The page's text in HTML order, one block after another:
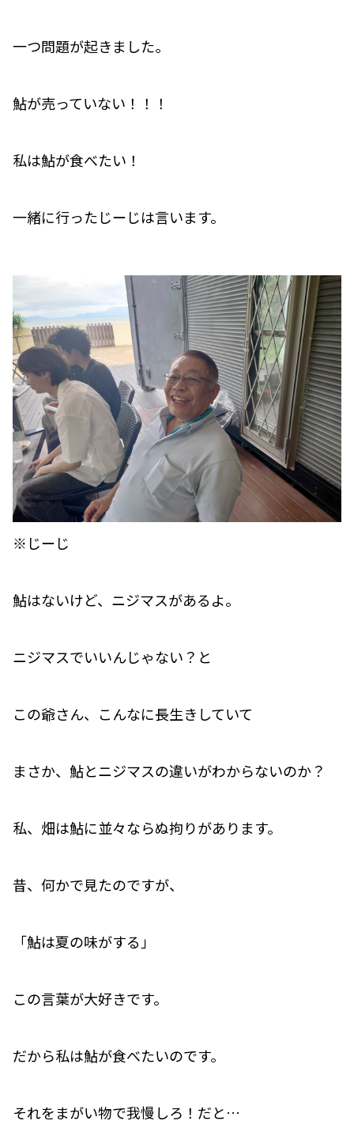
一つ問題が起きました。
鮎が売っていない！！！
私は鮎が食べたい！
一緒に行ったじーじは言います。
※じーじ
鮎はないけど、ニジマスがあるよ。
ニジマスでいいんじゃない？と
この爺さん、こんなに長生きしていて
まさか、鮎とニジマスの違いがわからないのか？
私、畑は鮎に並々ならぬ拘りがあります。
昔、何かで見たのですが、
「鮎は夏の味がする」
この言葉が大好きです。
だから私は鮎が食べたいのです。
それをまがい物で我慢しろ！だと…